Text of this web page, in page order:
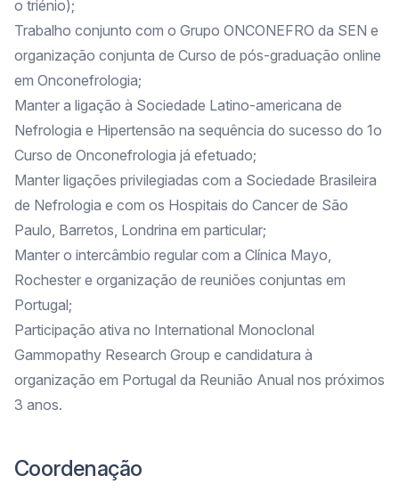
o triénio);
Trabalho conjunto com o Grupo ONCONEFRO da SEN e
organização conjunta de Curso de pós-graduação online
em Onconefrologia;
Manter a ligação à Sociedade Latino-americana de
Nefrologia e Hipertensão na sequência do sucesso do 1o
Curso de Onconefrologia já efetuado;
Manter ligações privilegiadas com a Sociedade Brasileira
de Nefrologia e com os Hospitais do Cancer de São
Paulo, Barretos, Londrina em particular;
Manter o intercâmbio regular com a Clínica Mayo,
Rochester e organização de reuniões conjuntas em
Portugal;
Participação ativa no International Monoclonal
Gammopathy Research Group e candidatura à
organização em Portugal da Reunião Anual nos próximos
3 anos.
Coordenação